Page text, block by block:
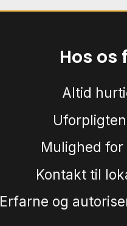
Hos os
Altid
Mulighed
Kontakt til
Erfarne og